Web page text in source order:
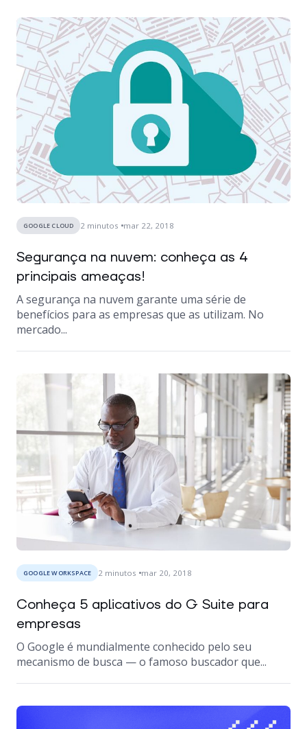
GOOGLE CLOUD 2 minutos mar 22, 2018
Segurança na nuvem: conheça as 4
principais ameaças!
A segurança na nuvem garante uma série de
benefícios para as empresas que as utilizam. No
mercado...
GOOGLE WORKSPACE 2 minutos mar 20, 2018
Conheça 5 aplicativos do G Suite para
empresas
O Google é mundialmente conhecido pelo seu
mecanismo de busca — o famoso buscador que...